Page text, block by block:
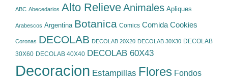
ABC Abecedarios Alto RelieveAnimales Apliques
Arabescos Argentina Botanica Comics Comida Cookies
Coronas DECOLAB DECOLAB 20X20 DECOLAB 30X30 DECOLAB
30X60 DECOLAB 40X40 DECOLAB 60X43
Decoracion Estampillas Flores Fondos